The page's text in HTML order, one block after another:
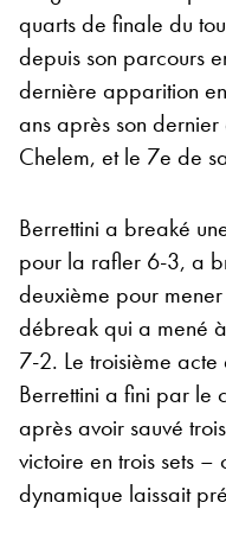
quarts de finale du
depuis son parcours
dernière apparition
ans après son
Chelem, et le 7e de
Berrettini a breaké
pour la rafler 6-3, a
deuxième pour
débreak qui a mené
7-2. Le troisième
Berrettini a fini par le
après avoir sauvé
victoire en trois sets
dynamique laissait